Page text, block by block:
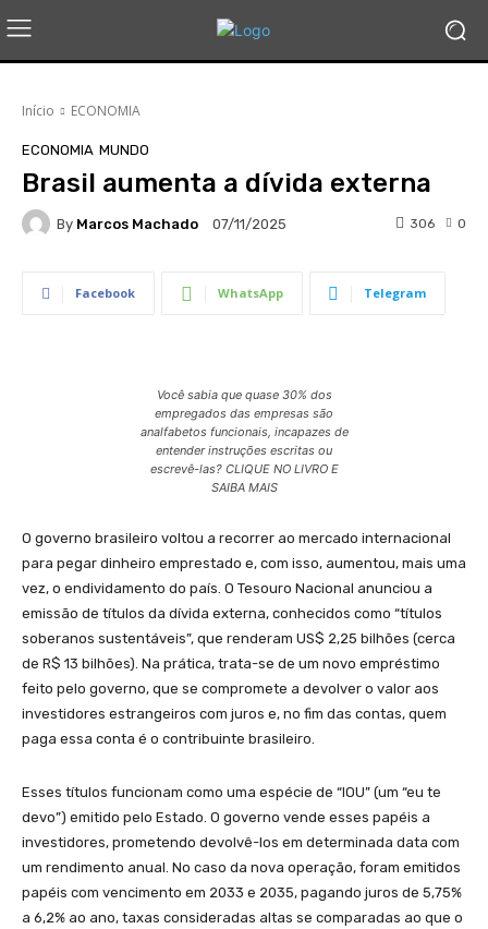
Início ECONOMIA
ECONOMIA MUNDO
Brasil aumenta a dívida externa
By Marcos Machado 07/11/2025 0
306
Facebook WhatsApp Telegram
Você sabia que quase 30% dos
empregados das empresas são
analfabetos funcionais, incapazes de
entender instruções escritas ou
escrevê-las? CLIQUE NO LIVRO E
SAIBA MAIS
O governo brasileiro voltou a recorrer ao mercado internacional
para pegar dinheiro emprestado e, com isso, aumentou, mais uma
vez, o endividamento do país. O Tesouro Nacional anunciou a
emissão de títulos da dívida externa, conhecidos como “títulos
soberanos sustentáveis”, que renderam US$ 2,25 bilhões (cerca
de R$ 13 bilhões). Na prática, trata-se de um novo empréstimo
feito pelo governo, que se compromete a devolver o valor aos
investidores estrangeiros com juros e, no fim das contas, quem
paga essa conta é o contribuinte brasileiro.
Esses títulos funcionam como uma espécie de “IOU” (um “eu te
devo”) emitido pelo Estado. O governo vende esses papéis a
investidores, prometendo devolvê-los em determinada data com
um rendimento anual. No caso da nova operação, foram emitidos
papéis com vencimento em 2033 e 2035, pagando juros de 5,75%
a 6,2% ao ano, taxas consideradas altas se comparadas ao que o